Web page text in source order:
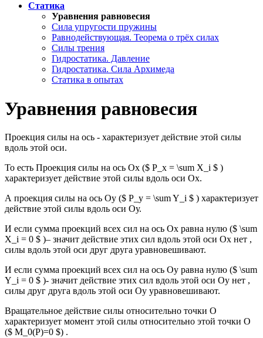
Статика
Уравнения равновесия
Сила упругости пружины
Равнодействующая. Теорема о трёх силах
Силы трения
Гидростатика. Давление
Гидростатика. Сила Архимеда
Статика в опытах
Уравнения равновесия
Проекция силы на ось - характеризует действие этой силы
вдоль этой оси.
То есть Проекция силы на ось Ох ($ P_x = \sum X_i $ )
характеризует действие этой силы вдоль оси Ох.
А проекция силы на ось Оу ($ P_y = \sum Y_i $ ) характеризует
действие этой силы вдоль оси Оу.
И если сумма проекций всех сил на ось Ох равна нулю ($ \sum
X_i = 0 $ )– значит действие этих сил вдоль этой оси Ох нет ,
силы вдоль этой оси друг друга уравновешивают.
И если сумма проекций всех сил на ось Оу равна нулю ($ \sum
Y_i = 0 $ )- значит действие этих сил вдоль этой оси Оу нет ,
силы друг друга вдоль этой оси Оу уравновешивают.
Вращательное действие силы относительно точки О
характеризует момент этой силы относительно этой точки О
($ M_0(P)=0 $) .